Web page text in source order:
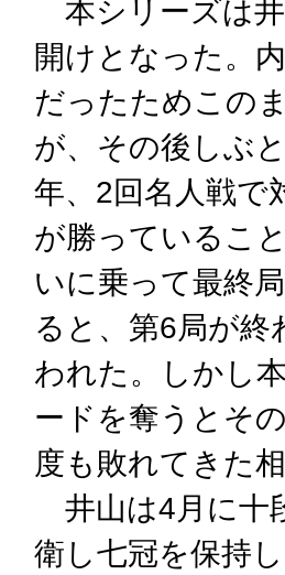
本シリーズは
開けとなった。
だったためこの
が、その後しぶ
年、2回名人戦で
が勝っているこ
いに乗って最終
ると、第6局が
われた。しかし
ードを奪うとそ
度も敗れてきた
井山は4月に十
衛し七冠を保持